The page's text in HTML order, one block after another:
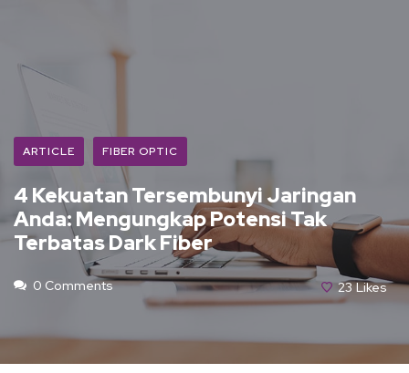
ARTICLE FIBER OPTIC
4 Kekuatan Tersembunyi Jaringan
Anda: Mengungkap Potensi Tak
Terbatas Dark Fiber
0 Comments 23 Likes